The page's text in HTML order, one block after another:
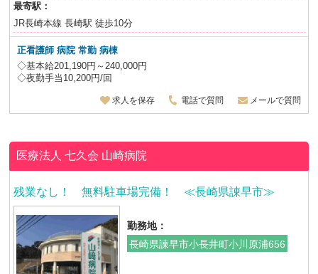
最寄駅：
JR長崎本線 長崎駅 徒歩10分
正看護師 病院 常勤 病棟
◇基本給201,190円～240,000円
◇夜勤手当10,200円/回
求人を保存 電話で質問 メールで質問
医療法人 七久会 山崎病院
残業なし！ 無料駐車場完備！ ≪長崎県諌早市≫
勤務地：
長崎県諫早市小長井町小川原浦656